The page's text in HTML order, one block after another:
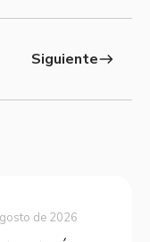
Siguienteeast
de 2026